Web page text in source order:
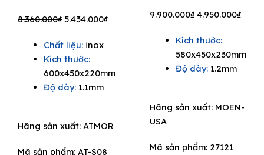
8.360.000₫ Original
was:
8.360.000₫.
5.434.000₫Current
Chất liệu:inox
Kích thước:
600x450x220mm
Độ dày:1.1mm
Hãng sản xuất: ATMOR
Mã sản phẩm: AT-S08
9.900.000₫ Original
was:
9.900.000₫.
4.950.000₫
Kích thước:
580x450x230mm
Độ dày:1.2mm
Hãng sản xuất: MOEN-
USA
Mã sản phẩm: 27121